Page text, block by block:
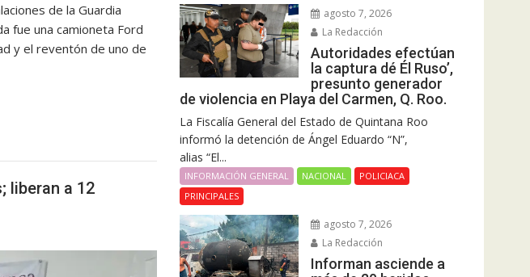
de la Guardia
fue una camioneta Ford
y el reventón de uno de
liberan a 12
agosto 7, 2026
La Redacción
Autoridades efectúan
la captura dé Él Ruso’,
presunto generador
de violencia en Playa del Carmen, Q. Roo.
La Fiscalía General del Estado de Quintana Roo
informó la detención de Ángel Eduardo “N”,
alias “El...
INFORMACIÓN GENERAL NACIONAL
POLICIACA
PRINCIPALES
agosto 7, 2026
La Redacción
Informan asciende a